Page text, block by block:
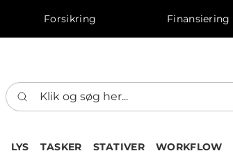
Forsikring Finansiering
LYS TASKER STATIVER WORKFLOW